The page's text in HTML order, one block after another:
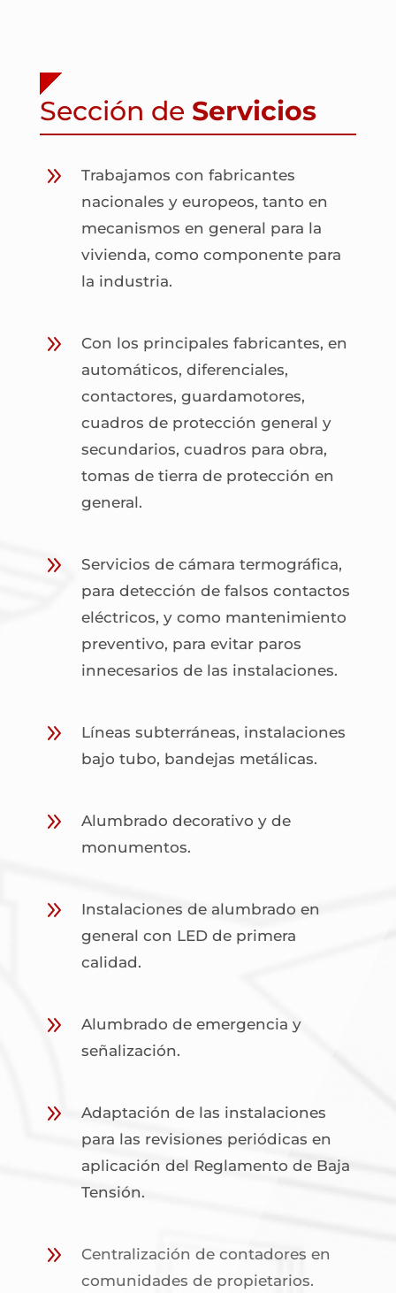
Sección de Servicios
9
Trabajamos con fabricantes
nacionales y europeos, tanto en
mecanismos en general para la
vivienda, como componente para
la industria.
9
Con los principales fabricantes, en
automáticos, diferenciales,
contactores, guardamotores,
cuadros de protección general y
secundarios, cuadros para obra,
tomas de tierra de protección en
general.
9
Servicios de cámara termográfica,
para detección de falsos contactos
eléctricos, y como mantenimiento
preventivo, para evitar paros
innecesarios de las instalaciones.
9
Líneas subterráneas, instalaciones
bajo tubo, bandejas metálicas.
9
Alumbrado decorativo y de
monumentos.
9
Instalaciones de alumbrado en
general con LED de primera
calidad.
9
Alumbrado de emergencia y
señalización.
9
Adaptación de las instalaciones
para las revisiones periódicas en
aplicación del Reglamento de Baja
Tensión.
9
Centralización de contadores en
comunidades de propietarios.